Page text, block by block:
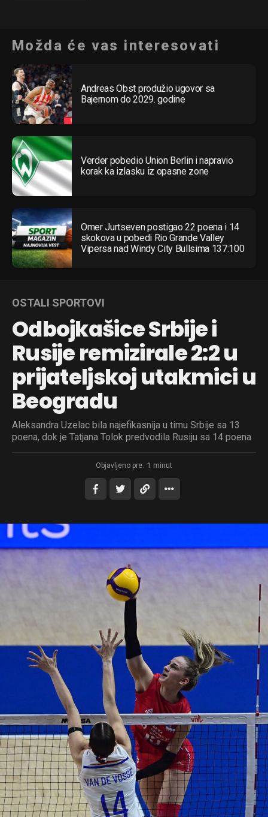
Možda će vas interesovati
Andreas Obst produžio ugovor sa
Bajernom do 2029. godine
Verder pobedio Union Berlin i napravio
korak ka izlasku iz opasne zone
Omer Jurtseven postigao 22 poena i 14
skokova u pobedi Rio Grande Valley
Vipersa nad Windy City Bullsima 137:100
OSTALI SPORTOVI
Odbojkašice Srbije i
Rusije remizirale 2:2 u
prijateljskoj utakmici u
Beogradu
Aleksandra Uzelac bila najefikasnija u timu Srbije sa 13
poena, dok je Tatjana Tolok predvodila Rusiju sa 14 poena
Objavljeno pre: 1 minut